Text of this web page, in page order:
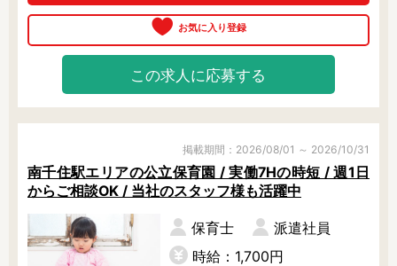
この求人に応募する
掲載期間：2026/08/01 ～ 2026/10/31
南千住駅エリアの公立保育園 / 実働7Hの時短 / 週1日
からご相談OK / 当社のスタッフ様も活躍中
保育士
派遣社員
時給：1,700円
武蔵村山市 西多摩郡